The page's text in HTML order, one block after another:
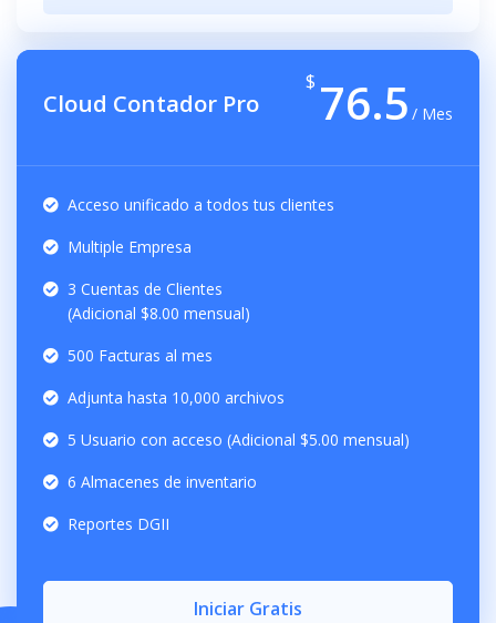
Cloud Contador Pro
$ 76.5 / Mes
Acceso unificado a todos tus clientes
Multiple Empresa
3 Cuentas de Clientes
(Adicional $8.00 mensual)
500 Facturas al mes
Adjunta hasta 10,000 archivos
5 Usuario con acceso (Adicional $5.00 mensual)
6 Almacenes de inventario
Reportes DGII
Iniciar Gratis